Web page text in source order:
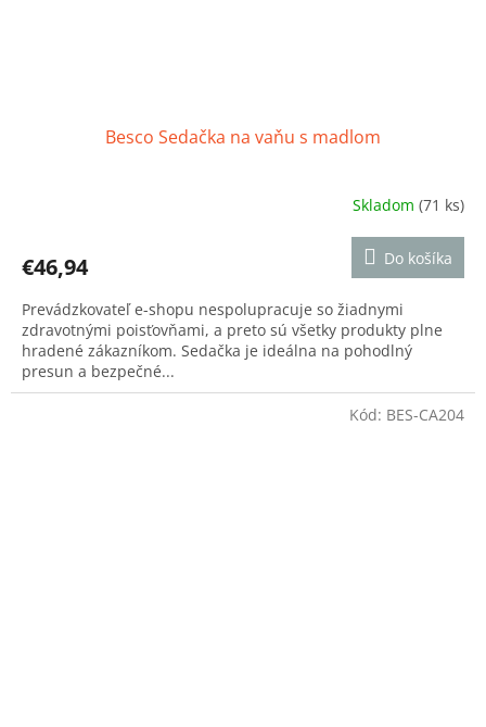
Besco Sedačka na vaňu s madlom
je
z
5
hviezdičiek.
Skladom(71 ks)
€46,94 Do košíka
Prevádzkovateľ e-shopu nespolupracuje so žiadnymi
zdravotnými poisťovňami, a preto sú všetky produkty plne
hradené zákazníkom. Sedačka je ideálna na pohodlný
presun a bezpečné...
Kód: BES-CA204